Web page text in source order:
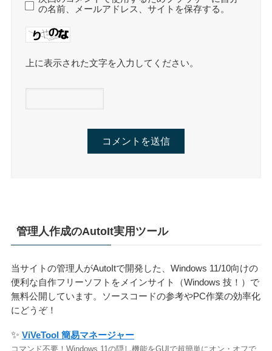
の名前、メールアドレス、サイトを保存する。
上に表示された文字を入力してください。
管理人作成のAutoIt実用ツール
当サイトの管理人がAutoItで開発した、Windows 11/10向けの
便利な自作フリーソフトをメインサイト（Windows 技！）で
無料公開しています。ソースコードの参考やPC作業の効率化
にどうぞ！
✨ ViVeTool 簡易マネージャー
コマンド不要！Windows 11の隠し機能をGUIで超簡単にオン・オフで